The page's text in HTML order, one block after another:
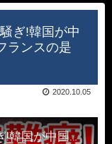
ぎ!韓国が中
ランスの是
2020.10.05
韓国最大の反日組織VANKが大騒ぎ!韓国が中国領土で日本海の表記を直せ!フランスの是正要求するも拒否される